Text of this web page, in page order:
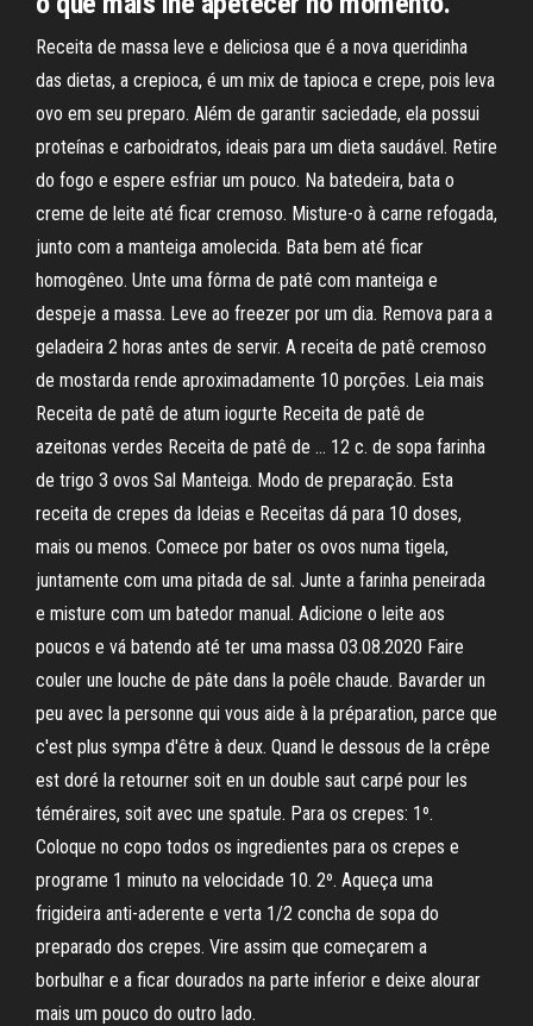
Receita de massa leve e deliciosa que é a nova queridinha
das dietas, a crepioca, é um mix de tapioca e crepe, pois leva
ovo em seu preparo. Além de garantir saciedade, ela possui
proteínas e carboidratos, ideais para um dieta saudável. Retire
do fogo e espere esfriar um pouco. Na batedeira, bata o
creme de leite até ficar cremoso. Misture-o à carne refogada,
junto com a manteiga amolecida. Bata bem até ficar
homogêneo. Unte uma fôrma de patê com manteiga e
despeje a massa. Leve ao freezer por um dia. Remova para a
geladeira 2 horas antes de servir. A receita de patê cremoso
de mostarda rende aproximadamente 10 porções. Leia mais
Receita de patê de atum iogurte Receita de patê de
azeitonas verdes Receita de patê de … 12 c. de sopa farinha
de trigo 3 ovos Sal Manteiga. Modo de preparação. Esta
receita de crepes da Ideias e Receitas dá para 10 doses,
mais ou menos. Comece por bater os ovos numa tigela,
juntamente com uma pitada de sal. Junte a farinha peneirada
e misture com um batedor manual. Adicione o leite aos
poucos e vá batendo até ter uma massa 03.08.2020 Faire
couler une louche de pâte dans la poêle chaude. Bavarder un
peu avec la personne qui vous aide à la préparation, parce que
c'est plus sympa d'être à deux. Quand le dessous de la crêpe
est doré la retourner soit en un double saut carpé pour les
téméraires, soit avec une spatule. Para os crepes: 1º.
Coloque no copo todos os ingredientes para os crepes e
programe 1 minuto na velocidade 10. 2º. Aqueça uma
frigideira anti-aderente e verta 1/2 concha de sopa do
preparado dos crepes. Vire assim que começarem a
borbulhar e a ficar dourados na parte inferior e deixe alourar
mais um pouco do outro lado.